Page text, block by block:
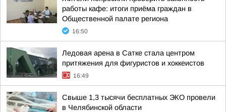
работы кафе: итоги приёма граждан в
Общественной палате региона
16:50
Ледовая арена в Сатке стала центром
притяжения для фигуристов и хоккеистов
16:49
Свыше 1,3 тысячи бесплатных ЭКО провели
в Челябинской области